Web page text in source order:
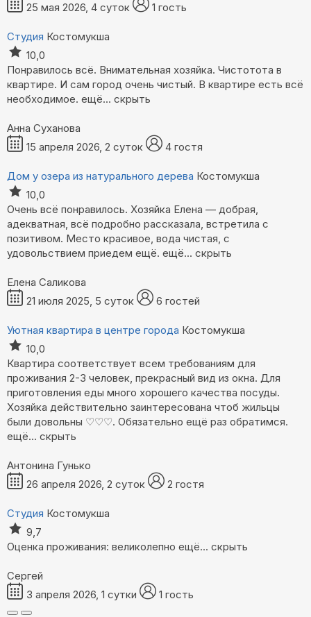
25 мая 2026, 4 суток
1 гость
Студия Костомукша
10,0
Понравилось всё. Внимательная хозяйка. Чистотота в
квартире. И сам город очень чистый. В квартире есть всё
необходимое. ещё... скрыть
Анна Суханова
15 апреля 2026, 2 суток
4 гостя
Дом у озера из натурального дерева Костомукша
10,0
Очень всё понравилось. Хозяйка Елена — добрая,
адекватная, всё подробно рассказала, встретила с
позитивом. Место красивое, вода чистая, с
удовольствием приедем ещё. ещё... скрыть
Елена Саликова
21 июля 2025, 5 суток
6 гостей
Уютная квартира в центре города Костомукша
10,0
Квартира соответствует всем требованиям для
проживания 2-3 человек, прекрасный вид из окна. Для
приготовления еды много хорошего качества посуды.
Хозяйка действительно заинтересована чтоб жильцы
были довольны ♡♡♡. Обязательно ещё раз обратимся.
ещё... скрыть
Антонина Гунько
26 апреля 2026, 2 суток
2 гостя
Студия Костомукша
9,7
Оценка проживания: великолепно ещё... скрыть
Сергей
3 апреля 2026, 1 сутки
1 гость